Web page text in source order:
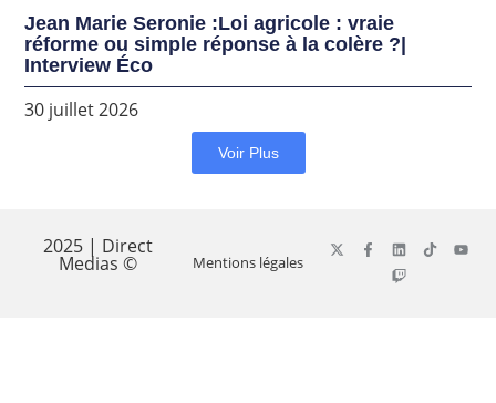
Jean Marie Seronie :Loi agricole : vraie
réforme ou simple réponse à la colère ?|
Interview Éco
30 juillet 2026
Voir Plus
2025 | Direct
Medias © Mentions légales